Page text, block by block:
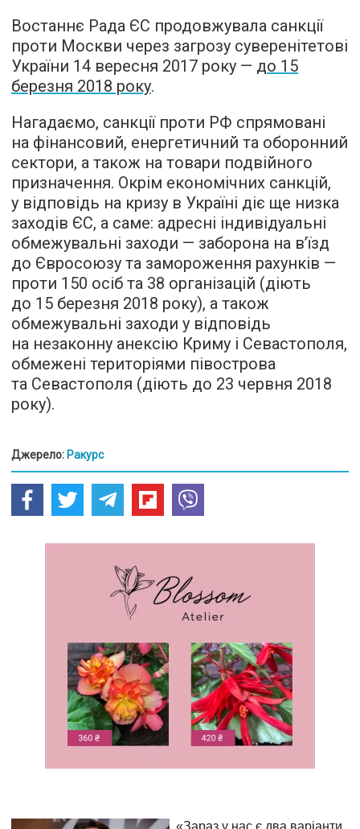
Востаннє Рада ЄС продовжувала санкції
проти Москви через загрозу суверенітетові
України 14 вересня 2017 року — до 15
березня 2018 року.
Нагадаємо, санкції проти РФ спрямовані
на фінансовий, енергетичний та оборонний
сектори, а також на товари подвійного
призначення. Окрім економічних санкцій,
у відповідь на кризу в Україні діє ще низка
заходів ЄС, а саме: адресні індивідуальні
обмежувальні заходи — заборона на в’їзд
до Євросоюзу та замороження рахунків —
проти 150 осіб та 38 організацій (діють
до 15 березня 2018 року), а також
обмежувальні заходи у відповідь
на незаконну анексію Криму і Севастополя,
обмежені територіями півострова
та Севастополя (діють до 23 червня 2018
року).
Джерело: Ракурс